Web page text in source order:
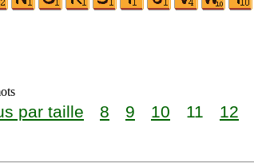
par taille 8 9 10 11 12